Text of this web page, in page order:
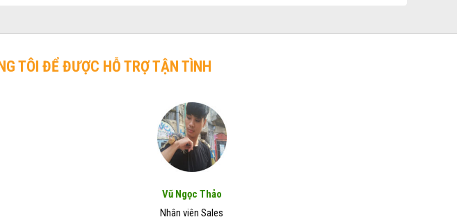
TÔI ĐỂ ĐƯỢC HỖ TRỢ TẬN TÌNH
Vũ Ngọc Thảo
Nhân viên Sales